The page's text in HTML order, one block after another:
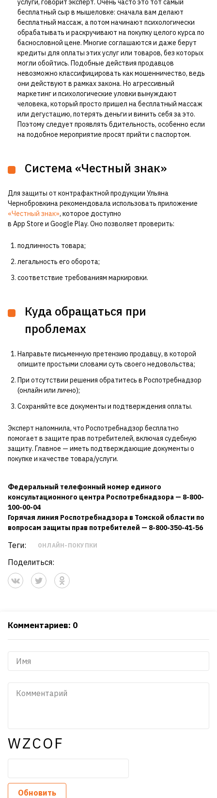
услуги, говорит эксперт. Очень часто это тот самый
бесплатный сыр в мышеловке: сначала вам делают
бесплатный массаж, а потом начинают психологически
обрабатывать и раскручивают на покупку целого курса по
баснословной цене. Многие соглашаются и даже берут
кредиты для оплаты этих услуг или товаров, без которых
могли обойтись. Подобные действия продавцов
невозможно классифицировать как мошенничество, ведь
они действуют в рамках закона. Но агрессивный
маркетинг и психологические уловки вынуждают
человека, который просто пришел на бесплатный массаж
или дегустацию, потерять деньги и винить себя за это.
Поэтому следует проявлять бдительность, особенно если
на подобное мероприятие просят прийти с паспортом.
Система «Честный знак»
Для защиты от контрафактной продукции Ульяна
Чернобровкина рекомендовала использовать приложение
«Честный знак», которое доступно
в App Store и Google Play. Оно позволяет проверить:
подлинность товара;
легальность его оборота;
соответствие требованиям маркировки.
Куда обращаться при
проблемах
Направьте письменную претензию продавцу, в которой
опишите простыми словами суть своего недовольства;
При отсутствии решения обратитесь в Роспотребнадзор
(онлайн или лично);
Сохраняйте все документы и подтверждения оплаты.
Эксперт напомнила, что Роспотребнадзор бесплатно
помогает в защите прав потребителей, включая судебную
защиту. Главное — иметь подтверждающие документы о
покупке и качестве товара/услуги.
Федеральный телефонный номер единого
консультационного центра Роспотребнадзора — 8-800-
100-00-04
Горячая линия Роспотребнадзора в Томской области по
вопросам защиты прав потребителей — 8-800-350-41-56
Теги: ОНЛАЙН-ПОКУПКИ
Поделиться:
Комментариев: 0
WZCOF
Обновить